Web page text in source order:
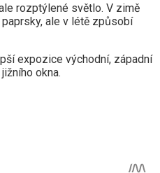
rozptýlené světlo. V zimě
ale v létě způsobí
expozice východní, západní
okna.